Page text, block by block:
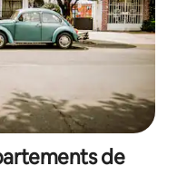
de